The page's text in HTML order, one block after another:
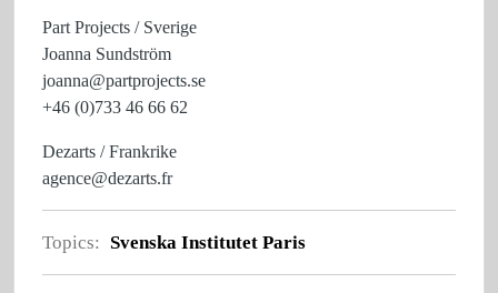
Part Projects / Sverige
Joanna Sundström
joanna@partprojects.se
+46 (0)733 46 66 62
Dezarts / Frankrike
agence@dezarts.fr
Topics: Svenska Institutet Paris